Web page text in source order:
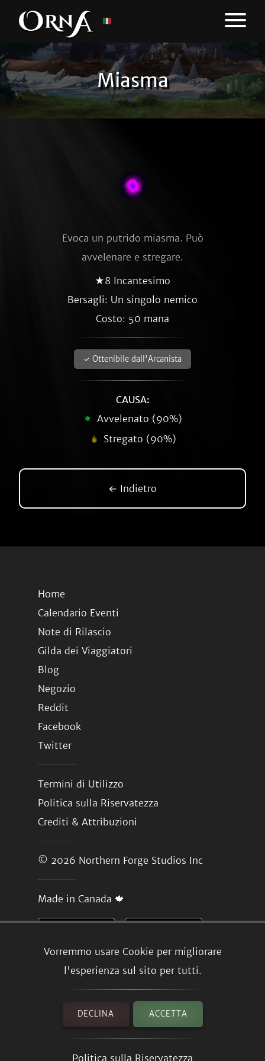
Miasma
Vorremmo usare Cookie per migliorare
l'esperienza sul sito per tutti.
DECLINA ACCETTA
Politica sulla Riservatezza
Evoca un putrido miasma. Può
avvelenare e stregare.
★8 Incantesimo
Bersagli: Un singolo nemico
Costo: 50 mana
✓ Ottenibile dall'Arcanista
CAUSA:
Avvelenato (90%)
Stregato (90%)
← Indietro
Home
Calendario Eventi
Note di Rilascio
Gilda dei Viaggiatori
Blog
Negozio
Reddit
Facebook
Twitter
Termini di Utilizzo
Politica sulla Riservatezza
Crediti & Attribuzioni
© 2026 Northern Forge Studios Inc
Made in Canada 🍁